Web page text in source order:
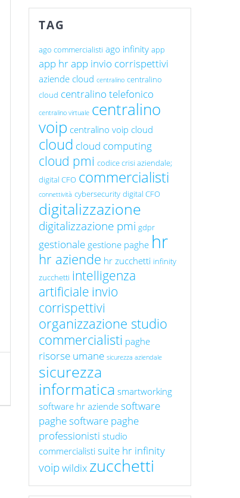
TAG
ago commercialisti ago infinity app
app hrapp invio corrispettivi
aziende cloud centralino centralino
cloud centralino telefonico
centralino virtuale centralino
voip centralino voip cloud
cloud cloud computing
cloud pmi codice crisi aziendale;
digital CFO commercialisti
connettività cybersecurity digital CFO
digitalizzazione
digitalizzazione pmi gdpr
gestionale gestione paghe hr
hr aziende hr zucchetti infinity
zucchetti intelligenza
artificiale invio
corrispettivi
organizzazione studio
commercialisti paghe
risorse umane sicurezza aziendale
sicurezza
informatica smartworking
software hr aziende software
paghesoftware paghe
professionisti studio
commercialisti suite hr infinity
voipwildix zucchetti